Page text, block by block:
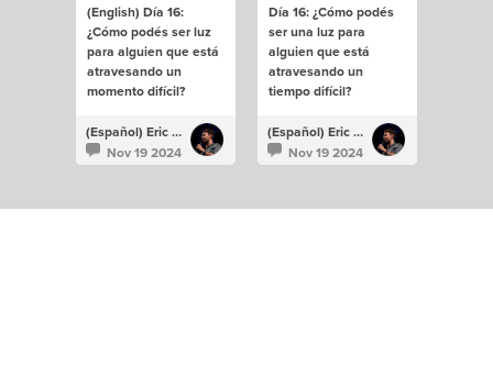
(English) Día 16:
¿Cómo podés ser luz
para alguien que está
atravesando un
momento difícil?
(Español) Eric Mole
Nov 19 2024
Día 16: ¿Cómo podés
ser una luz para
alguien que está
atravesando un
tiempo difícil?
(Español) Eric Mole
Nov 19 2024